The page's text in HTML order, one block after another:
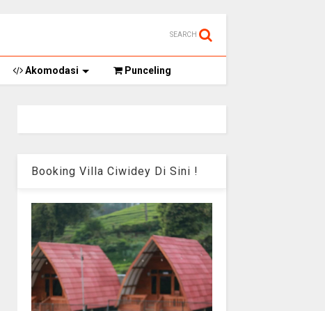
SEARCH
Akomodasi Punceling
Booking Villa Ciwidey Di Sini !